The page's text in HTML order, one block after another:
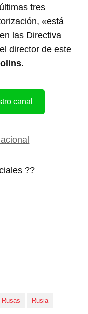
tres
«está
las Directiva
director de este
.
canal
??
Rusas Rusia